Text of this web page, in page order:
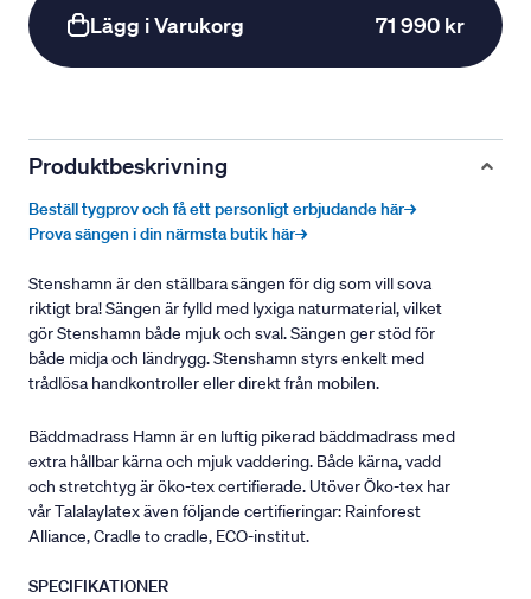
Lägg i Varukorg 71 990 kr
Produktbeskrivning
Beställ tygprov och få ett personligt erbjudande här→
Prova sängen i din närmsta butik här→
Stenshamn är den ställbara sängen för dig som vill sova
riktigt bra! Sängen är fylld med lyxiga naturmaterial, vilket
gör Stenshamn både mjuk och sval. Sängen ger stöd för
både midja och ländrygg. Stenshamn styrs enkelt med
trådlösa handkontroller eller direkt från mobilen.
Bäddmadrass Hamn är en luftig pikerad bäddmadrass med
extra hållbar kärna och mjuk vaddering. Både kärna, vadd
och stretchtyg är öko-tex certifierade. Utöver Öko-tex har
vår Talalaylatex även följande certifieringar: Rainforest
Alliance, Cradle to cradle, ECO-institut.
SPECIFIKATIONER